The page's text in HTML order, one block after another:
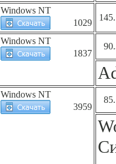
Windows NT
1029
Windows NT
1837
Windows NT
3959